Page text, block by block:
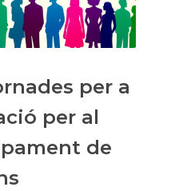
per a
per al
de